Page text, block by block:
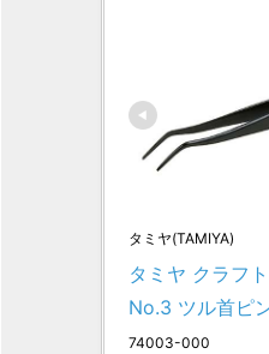
タミヤ(TAMIYA)
タミヤ クラフ
No.3 ツル首ピ
74003-000